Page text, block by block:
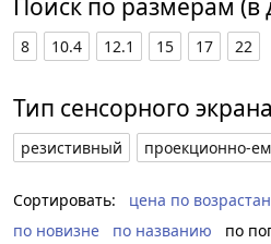
Поиск по размерам
8 10.4 12.1 15 17 22
Тип сенсорного экрана
резистивный проекционно-
Сортировать: цена по
по новизне
по названию по